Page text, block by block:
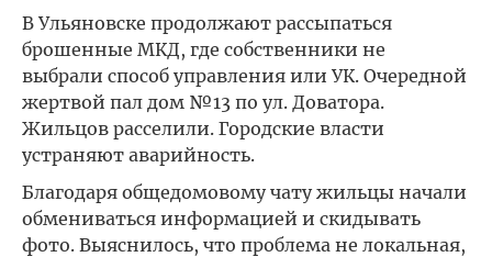
В Ульяновске продолжают рассыпаться
брошенные МКД, где собственники не
выбрали способ управления или УК. Очередной
жертвой пал дом №13 по ул. Доватора.
Жильцов расселили. Городские власти
устраняют аварийность.
Благодаря общедомовому чату жильцы начали
обмениваться информацией и скидывать
фото. Выяснилось, что проблема не локальная,